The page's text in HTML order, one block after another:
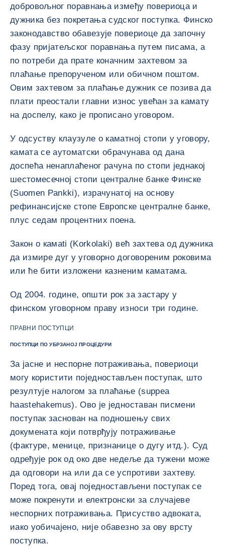
добровољног поравнања између повериоца и
дужника без покретања судског поступка. Финско
законодавство обавезује повериоце да започну
фазу пријатељског поравнања путем писама, а
по потреби да прате коначним захтевом за
плаћање препорученом или обичном поштом.
Овим захтевом за плаћање дужник се позива да
плати преостали главни износ увећан за камату
на доспелу, како је прописано уговором.
У одсуству клаузуле о каматној стопи у уговору,
камата се аутоматски обрачунава од дана
доспећа ненаплаћеног рачуна по стопи једнакој
шестомесечној стопи централне банке Финске
(Suomen Pankki), израчунатој на основу
рефинансијске стопе Европске централне банке,
плус седам процентних поена.
Закон о камаti (Korkolaki) већ захтева од дужника
да измире дуг у уговорно договореним роковима
или ће бити изложени казненим каматама.
Од 2004. године, општи рок за застару у
финском уговорном праву износи три године.
ПРАВНИ ПОСТУПЦИ
ПОСТУПЦИ ПО УБРЗАНОЈ ПРОЦЕДУРИ
За јасне и неспорне потраживања, повериоци
могу користити поједностављен поступак, што
резултује налогом за плаћање (suppea
haastehakemus). Ово је једноставан писмени
поступак заснован на подношењу свих
докумената који потврђују потраживање
(фактуре, менице, признанице о дугу итд.). Суд
одређује рок од око две недеље да тужени може
да одговори на или да се успротиви захтеву.
Поред тога, овај поједностављени поступак се
може покренути и електронски за случајеве
неспорних потраживања. Присуство адвоката,
иако уобичајено, није обавезно за ову врсту
поступка.